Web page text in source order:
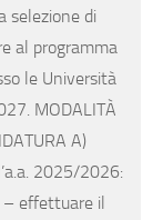
selezione di
al programma
le Università
MODALITÀ
A)
2025/2026:
effettuare il